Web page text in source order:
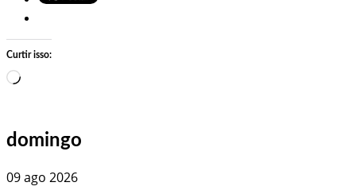
Curtir isso:
Carregando…
domingo
09 ago 2026